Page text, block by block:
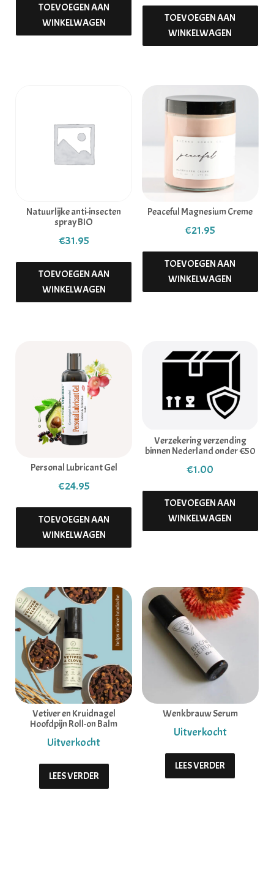
TOEVOEGEN AAN
WINKELWAGEN
TOEVOEGEN AAN
WINKELWAGEN
Natuurlijke anti-insecten
spray BIO
€31.95
TOEVOEGEN AAN
WINKELWAGEN
Peaceful Magnesium Creme
€21.95
TOEVOEGEN AAN
WINKELWAGEN
Personal Lubricant Gel
€24.95
TOEVOEGEN AAN
WINKELWAGEN
Verzekering verzending
binnen Nederland onder €50
€1.00
TOEVOEGEN AAN
WINKELWAGEN
Vetiver en Kruidnagel
Hoofdpijn Roll-on Balm
LEES VERDER
Wenkbrauw Serum
LEES VERDER